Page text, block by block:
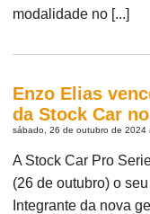
modalidade no [...]
Enzo Elias
da Stock Car
sábado, 26 de outubro de 2024
A Stock Car Pro
(26 de outubro) o
Integrante da nova